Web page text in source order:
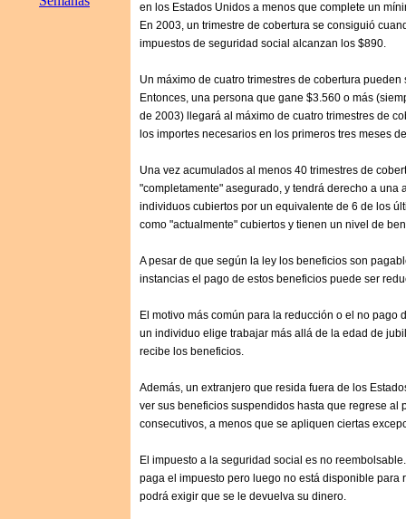
en los Estados Unidos a menos que complete un
En 2003, un trimestre de cobertura se consiguió
impuestos de seguridad social alcanzan los $890.
Un máximo de cuatro trimestres de cobertura
Entonces, una persona que gane $3.560 o más
de 2003) llegará al máximo de cuatro trimestres de
los importes necesarios en los primeros tres meses
Una vez acumulados al menos 40 trimestres de
"completamente" asegurado, y tendrá derecho a una
individuos cubiertos por un equivalente de 6 de los
como "actualmente" cubiertos y tienen un nivel de
A pesar de que según la ley los beneficios son
instancias el pago de estos beneficios puede ser
El motivo más común para la reducción o el no pago
un individuo elige trabajar más allá de la edad de
recibe los beneficios.
Además, un extranjero que resida fuera de los
ver sus beneficios suspendidos hasta que regrese al
consecutivos, a menos que se apliquen ciertas
El impuesto a la seguridad social es no
paga el impuesto pero luego no está disponible para
podrá exigir que se le devuelva su dinero.